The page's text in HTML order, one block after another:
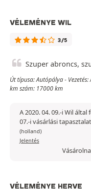
VÉLEMÉNYE WIL
3/5
Szuper abroncs,
Út típusa: Autópálya -
km szám: 17000 km
A 2020. 04. 09.-i Wil
07.-i vásárlási
(holland)
Jelentés
VÉLEMÉNYE HERVE